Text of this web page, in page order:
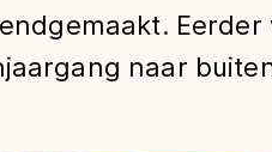
naar